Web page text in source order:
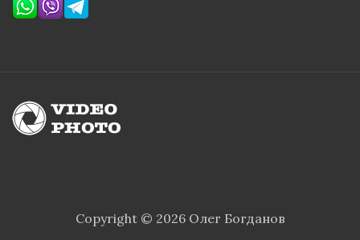
Copyright © 2026 Олег Богданов